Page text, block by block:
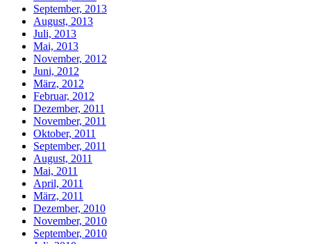
September, 2013
August, 2013
Juli, 2013
Mai, 2013
November, 2012
Juni, 2012
März, 2012
Februar, 2012
Dezember, 2011
November, 2011
Oktober, 2011
September, 2011
August, 2011
Mai, 2011
April, 2011
März, 2011
Dezember, 2010
November, 2010
September, 2010